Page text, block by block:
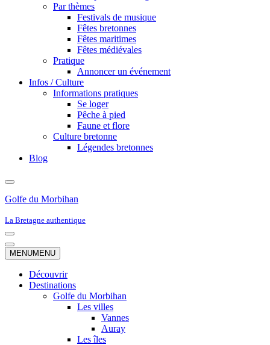
Par thèmes
Festivals de musique
Fêtes bretonnes
Fêtes maritimes
Fêtes médiévales
Pratique
Annoncer un événement
Infos / Culture
Informations pratiques
Se loger
Pêche à pied
Faune et flore
Culture bretonne
Légendes bretonnes
Blog
Golfe du Morbihan
La Bretagne authentique
Menu
de
navigation
Menu
de
MENUMENU
Découvrir
Destinations
Golfe du Morbihan
Les villes
Vannes
Auray
Les îles